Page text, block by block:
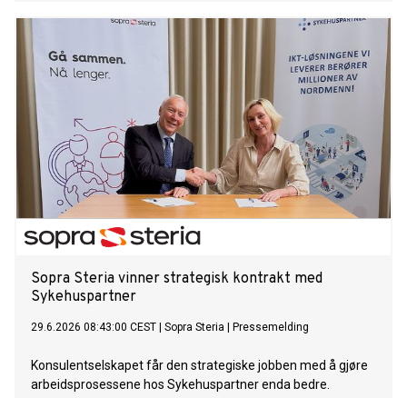
Sopra Steria vinner strategisk kontrakt med
Sykehuspartner
29.6.2026 08:43:00 CEST Sopra Steria Pressemelding
Konsulentselskapet får den strategiske jobben med å gjøre
arbeidsprosessene hos Sykehuspartner enda bedre.